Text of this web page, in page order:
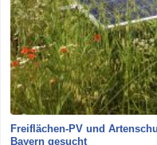
Freiflächen-PV und
Bayern gesucht